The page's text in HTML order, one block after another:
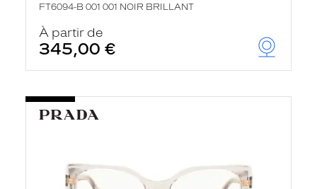
FT6094-B 001 001 NOIR BRILLANT
À partir de
345,00 €